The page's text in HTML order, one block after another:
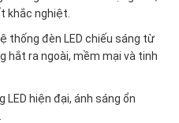
khắc nghiệt.
thống đèn LED chiếu sáng từ
hắt ra ngoài, mềm mại và tinh
hiện đại, ánh sáng ổn